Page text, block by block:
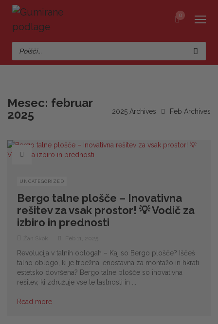
0
Mesec: februar
2025
2025 Archives Feb Archives
UNCATEGORIZED
Bergo talne plošče – Inovativna
rešitev za vsak prostor! 💡 Vodič za
izbiro in prednosti
Žan Skok Feb 11, 2025
Revolucija v talnih oblogah – Kaj so Bergo plošče? Iščeš
talno oblogo, ki je trpežna, enostavna za montažo in hkrati
estetsko dovršena? Bergo talne plošče so inovativna
rešitev, ki združuje vse te lastnosti in ...
Read more